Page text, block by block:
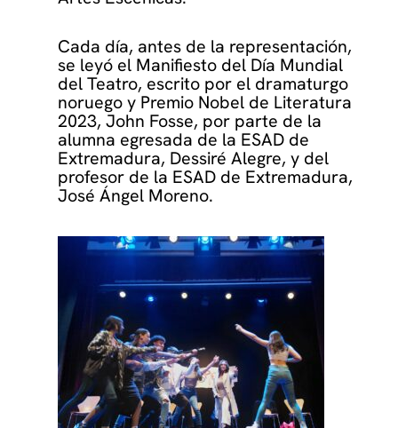
Cada día, antes de la representación,
se leyó el Manifiesto del Día Mundial
del Teatro, escrito por el dramaturgo
noruego y Premio Nobel de Literatura
2023, John Fosse, por parte de la
alumna egresada de la ESAD de
Extremadura, Dessiré Alegre, y del
profesor de la ESAD de Extremadura,
José Ángel Moreno.